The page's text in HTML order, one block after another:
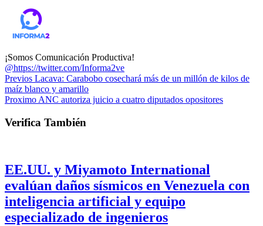
¡Somos Comunicación Productiva!
@https://twitter.com/Informa2ve
Previos Lacava: Carabobo cosechará más de un millón de kilos de
maíz blanco y amarillo
Proximo ANC autoriza juicio a cuatro diputados opositores
Verifica También
EE.UU. y Miyamoto International
evalúan daños sísmicos en Venezuela con
inteligencia artificial y equipo
especializado de ingenieros